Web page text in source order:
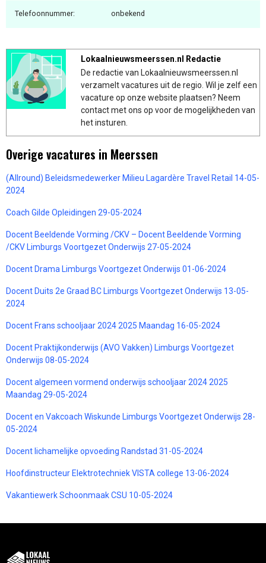
Telefoonnummer: onbekend
Lokaalnieuwsmeerssen.nl Redactie
De redactie van Lokaalnieuwsmeerssen.nl
verzamelt vacatures uit de regio. Wil je zelf een
vacature op onze website plaatsen? Neem
contact met ons op voor de mogelijkheden van
het insturen.
Overige vacatures in Meerssen
(Allround) Beleidsmedewerker Milieu Lagardère Travel Retail 14-05-
2024
Coach Gilde Opleidingen 29-05-2024
Docent Beeldende Vorming /CKV – Docent Beeldende Vorming
/CKV Limburgs Voortgezet Onderwijs 27-05-2024
Docent Drama Limburgs Voortgezet Onderwijs 01-06-2024
Docent Duits 2e Graad BC Limburgs Voortgezet Onderwijs 13-05-
2024
Docent Frans schooljaar 2024 2025 Maandag 16-05-2024
Docent Praktijkonderwijs (AVO Vakken) Limburgs Voortgezet
Onderwijs 08-05-2024
Docent algemeen vormend onderwijs schooljaar 2024 2025
Maandag 29-05-2024
Docent en Vakcoach Wiskunde Limburgs Voortgezet Onderwijs 28-
05-2024
Docent lichamelijke opvoeding Randstad 31-05-2024
Hoofdinstructeur Elektrotechniek VISTA college 13-06-2024
Vakantiewerk Schoonmaak CSU 10-05-2024